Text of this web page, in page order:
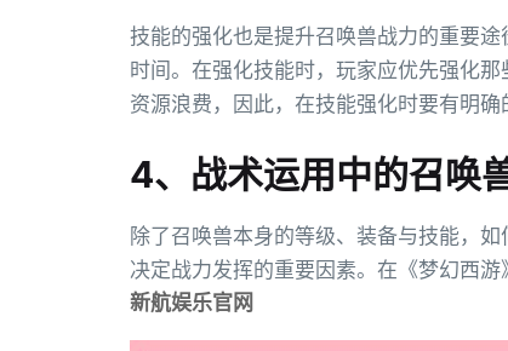
技能的强化也是提升召唤兽战力的重要
时间。在强化技能时，玩家应优先强化
资源浪费，因此，在技能强化时要有明确
4、战术运用中的召唤
除了召唤兽本身的等级、装备与技能，
决定战力发挥的重要因素。在《梦幻西
新航娱乐官网